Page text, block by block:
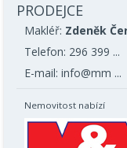
PRODEJCE
Makléř: Zdeněk
Telefon: 296 399 ...
E-mail: info@mm ...
Nemovitost nabízí